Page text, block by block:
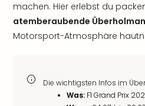
machen. Hier erlebst du
atemberaubende
Motorsport-Atmosphäre
Die wichtigsten Infos im
Was: F1 Grand Prix